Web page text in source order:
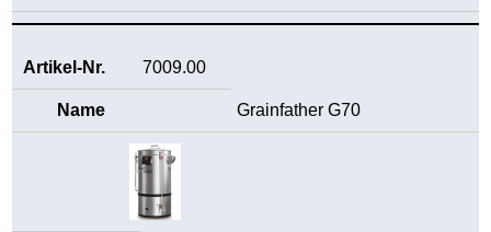
7009.00
Grainfather G70